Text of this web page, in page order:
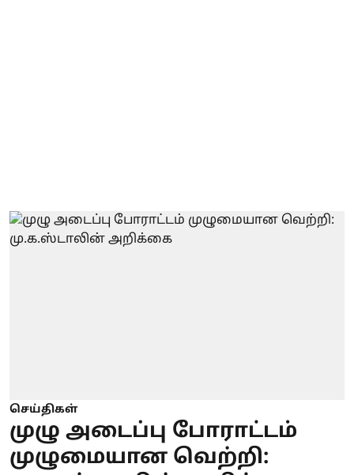
செய்திகள்
முழு அடைப்பு போராட்டம்
முழுமையான வெற்றி: